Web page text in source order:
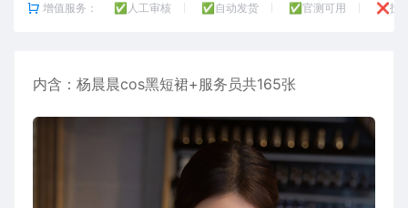
增值服务： ✅人工审核 ✅自动发货 ✅官测可用 ❌技
内含： 杨晨晨cos黑短裙+服务员共165张